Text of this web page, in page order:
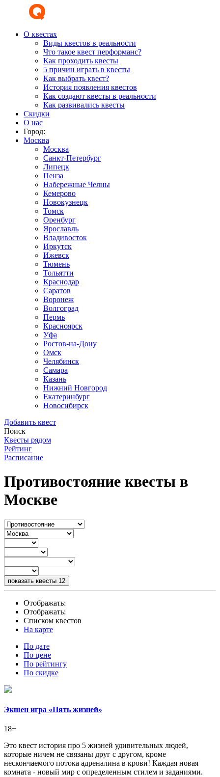
О квестах
Виды квестов в реальности
Что такое квест перформанс?
Как проходить квесты
5 причин играть в квесты
Как выбрать квест?
История появления квестов
Как создают квесты в реальности
Как развивались квесты
Скидки
О нас
Город:
Москва
Москва
Санкт-Петербург
Липецк
Пенза
Набережные Челны
Кемерово
Новокузнецк
Томск
Оренбург
Ярославль
Владивосток
Иркутск
Ижевск
Тюмень
Тольятти
Краснодар
Саратов
Воронеж
Волгоград
Пермь
Красноярск
Уфа
Ростов-на-Дону
Омск
Челябинск
Самара
Казань
Нижний Новгород
Екатеринбург
Новосибирск
Добавить квест
Поиск
Квесты рядом
Рейтинг
Расписание
Противостояние квесты в
Москве
показать квесты 12
Отображать:
Отображать:
Списком квестов
На карте
По дате
По цене
По рейтингу
По скидке
Экшен игра «Пять жизней»
18+
Это квест история про 5 жизней удивительных людей,
которые ничем не связаны друг с другом, кроме
нескончаемого потока адреналина в крови! Каждая новая
комната - новый мир с определенным стилем и заданиями.